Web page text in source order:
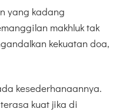
yang kadang
makhluk tak
kekuatan doa,
kesederhanaannya.
kuat jika di